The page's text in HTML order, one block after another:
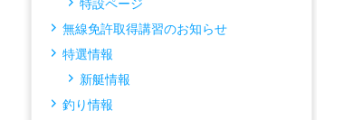
無線免許取得講習のお知らせ
特選情報
新艇情報
釣り情報